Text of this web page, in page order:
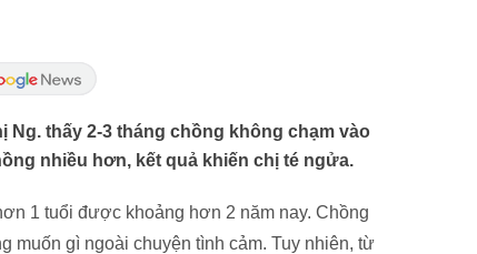
Ng. thấy 2-3 tháng chồng không chạm vào
nhiều hơn, kết quả khiến chị té ngửa.
1 tuổi được khoảng hơn 2 năm nay. Chồng
muốn gì ngoài chuyện tình cảm. Tuy nhiên, từ